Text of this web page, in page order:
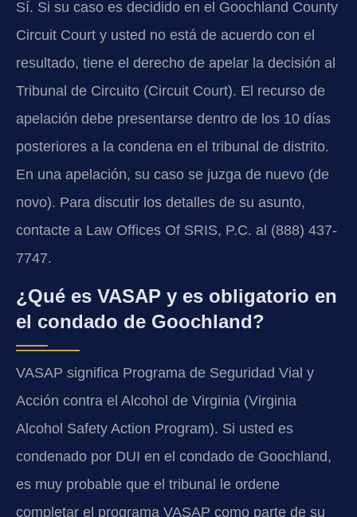
Sí. Si su caso es decidido en el Goochland County
Circuit Court y usted no está de acuerdo con el
resultado, tiene el derecho de apelar la decisión al
Tribunal de Circuito (Circuit Court). El recurso de
apelación debe presentarse dentro de los 10 días
posteriores a la condena en el tribunal de distrito.
En una apelación, su caso se juzga de nuevo (de
novo). Para discutir los detalles de su asunto,
contacte a Law Offices Of SRIS, P.C. al (888) 437-
7747.
¿Qué es VASAP y es obligatorio en
el condado de Goochland?
VASAP significa Programa de Seguridad Vial y
Acción contra el Alcohol de Virginia (Virginia
Alcohol Safety Action Program). Si usted es
condenado por DUI en el condado de Goochland,
es muy probable que el tribunal le ordene
completar el programa VASAP como parte de su